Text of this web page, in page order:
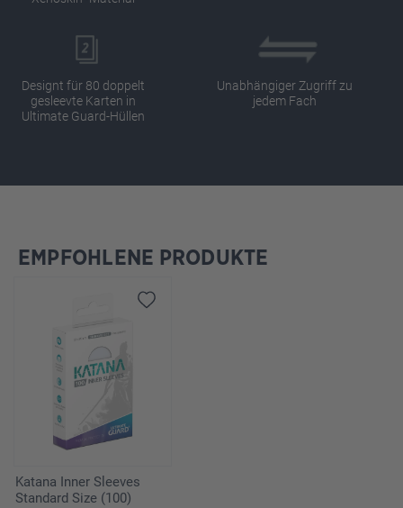
Designt für 80 doppelt
gesleevte Karten in
Ultimate Guard-Hüllen
Unabhängiger Zugriff zu
jedem Fach
Produktgalerie überspringen
EMPFOHLENE PRODUKTE
Katana Inner Sleeves
Standard Size (100)